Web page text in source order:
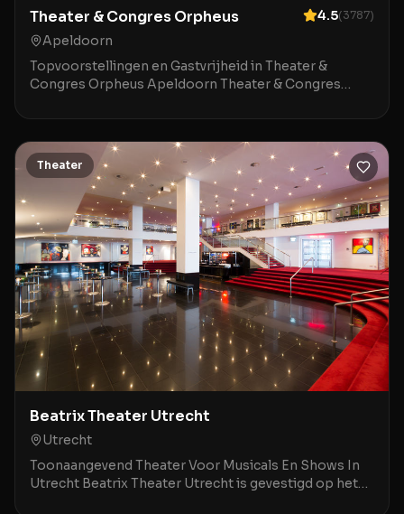
Theater & Congres Orpheus 4.5(3787)
Apeldoorn
Topvoorstellingen en Gastvrijheid in Theater &
Congres Orpheus Apeldoorn Theater & Congres
waar mod
Theater
Beatrix Theater Utrecht
Utrecht
Toonaangevend Theater Voor Musicals En Shows In
Utrecht Beatrix Theater Utrecht is gevestigd op het